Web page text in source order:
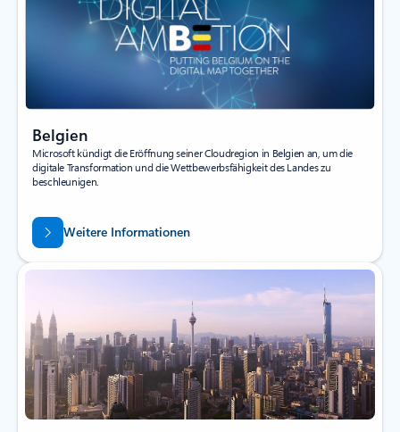
Belgien
Microsoft kündigt die Eröffnung seiner Cloudregion in Belgien an, um die
digitale Transformation und die Wettbewerbsfähigkeit des Landes zu
beschleunigen.
Weitere Informationen